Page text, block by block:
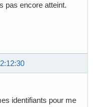
pas encore atteint.
identifiants pour me